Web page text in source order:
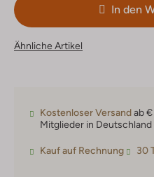
In den
Ähnliche Artikel
Kostenloser Versandab
Mitglieder in Deutschland
Kauf auf Rechnung 30